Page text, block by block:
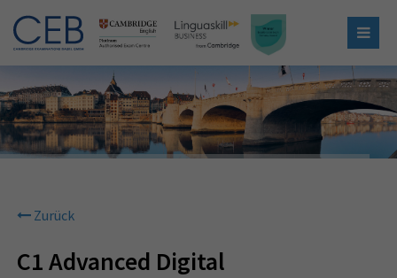
Zurück
C1 Advanced Digital